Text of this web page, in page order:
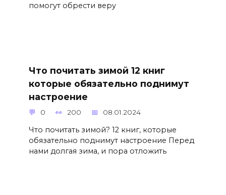
помогут обрести веру
Что почитать зимой 12 книг
которые обязательно поднимут
настроение
0 200 08.01.2024
Что почитать зимой? 12 книг, которые
обязательно поднимут настроение Перед
нами долгая зима, и пора отложить